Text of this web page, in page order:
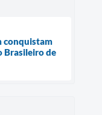
conquistam
Brasileiro de